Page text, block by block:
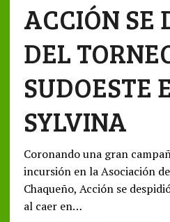
ACCIÓN SE
DEL
SUDOESTE
SYLVINA
Coronando una gran
incursión en la Asociación
Chaqueño, Acción se
al caer en…